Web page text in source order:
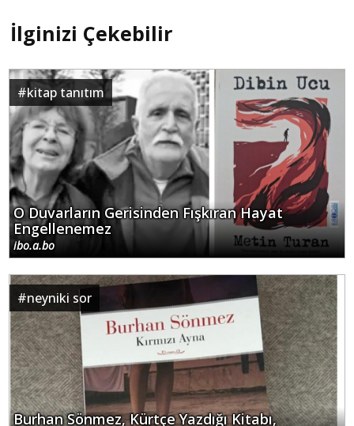
İlginizi Çekebilir
#kitap tanıtım
O Duvarların Gerisinden Fışkıran Hayat
Engellenemez
ibo.a.bo
#neyniki sor
Burhan Sönmez, Kürtçe Yazdığı Kitabı,